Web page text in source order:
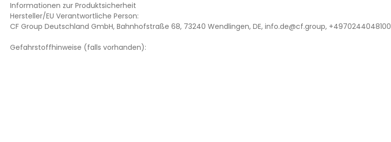
Informationen zur Produktsicherheit
Hersteller/EU Verantwortliche Person:
CF Group Deutschland GmbH, Bahnhofstraße 68, 73240 Wendlingen, DE, info.de@cf.group, +4970244048100
Gefahrstoffhinweise (falls vorhanden):